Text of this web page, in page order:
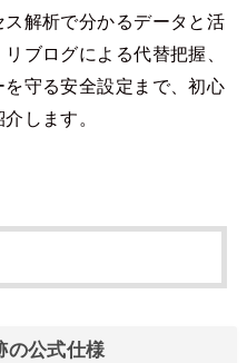
解析で分かるデータと活
ブログによる代替把握、
守る安全設定まで、初心
します。
の公式仕様